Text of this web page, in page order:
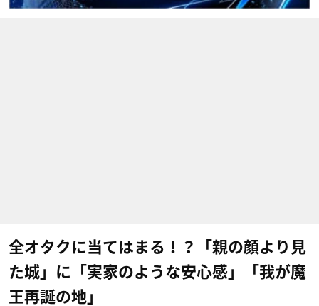
全オタクに当てはまる！？「親の顔より見
た城」に「実家のような安心感」「我が魔
王再誕の地」